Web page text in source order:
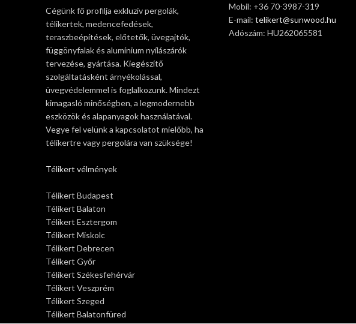
Cégünk fő profilja exkluzív pergolák,
télikertek, medencefedések,
teraszbeépítések, előtetők, üvegajtók,
függönyfalak és alumínium nyílászárók
tervezése, gyártása. Kiegészítő
szolgáltatásként árnyékolással,
üvegvédelemmel is foglalkozunk. Mindezt
kimagasló minőségben, a legmodernebb
eszközök és alapanyagok használatával.
Vegye fel velünk a kapcsolatot mielőbb, ha
télikertre vagy pergolára van szüksége!
Télikert vélmények
Télikert Budapest
Télikert Balaton
Télikert Esztergom
Télikert Miskolc
Télikert Debrecen
Télikert Győr
Télikert Székesfehérvár
Télikert Veszprém
Télikert Szeged
Télikert Balatonfüred
Mobil: +36 70-3987-319
E-mail:telikert@sunwood.hu
Adószám: HU262065581